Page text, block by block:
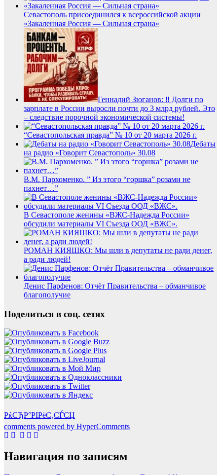
Севастополь присоединился к всероссийской акции
«Закаленная Россия — Сильная страна»
Геннадий Зюганов: ‼️ Долги по
зарплате в России выросли почти до 3 млрд рублей. Это
– следствие порочной экономической системы!
“Севастопольская правда” № 10 от 20 марта 2026 г.
Дебаты
на радио «Говорит Севастополь» 30.08
В.М. Пархоменко. ” Из этого “горшка” розами не
пахнет…”
В Севастополе женины «ВЖС-Надежда России»
обсудили материалы VI Съезда ООД «ВЖС».
РОМАН КИЯШКО: Мы шли в депутаты не ради денег,
а ради людей!
Денис Парфенов: Отчёт Правительства – обманчивое
благополучие
Поделиться в соц. сетях
РќСЂР°РІРёС‚СЃСЏ
comments powered by HyperComments
Навигация по записям